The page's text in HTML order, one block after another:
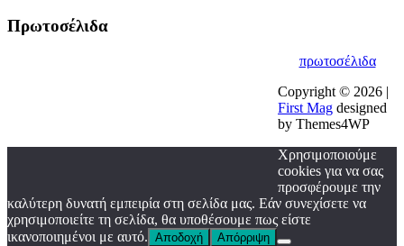
Πρωτοσέλιδα
πρωτοσέλιδα
Copyright © 2026 |
First Mag designed
by Themes4WP
Χρησιμοποιούμε
cookies για να σας
προσφέρουμε την
καλύτερη δυνατή εμπειρία στη σελίδα μας. Εάν συνεχίσετε να
χρησιμοποιείτε τη σελίδα, θα υποθέσουμε πως είστε
ικανοποιημένοι με αυτό. Αποδοχή Απόρριψη